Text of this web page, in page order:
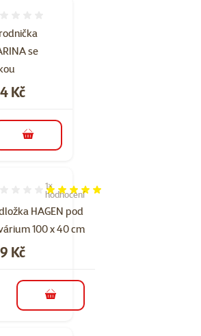
se
Kč
do košíku
HAGEN pod
100 x 40 cm
100%, počet hodnocení: 1
1×
hodnocení
Kč
do košíku